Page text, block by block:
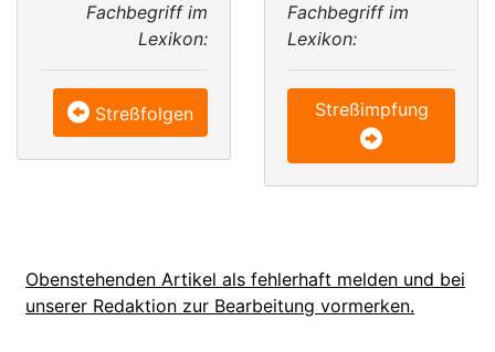
Fachbegriff im
Lexikon:
Streßfolgen
Fachbegriff im
Lexikon:
Streßimpfung
Obenstehenden Artikel als fehlerhaft melden und bei
unserer Redaktion zur Bearbeitung vormerken.